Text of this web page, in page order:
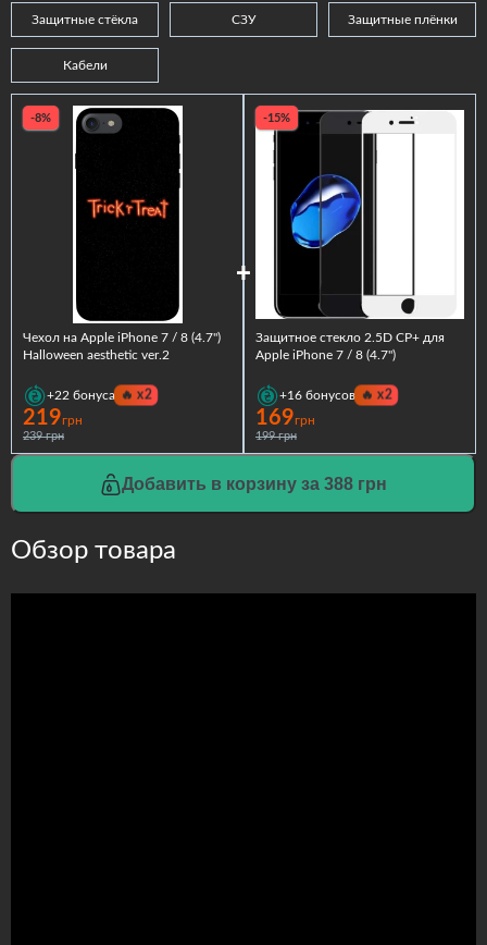
Защитные стёкла СЗУ Защитные плёнки
Кабели
-8%
Чехол на Apple iPhone 7 / 8 (4.7")
Halloween aesthetic ver.2
+22 бонуса 🔥x2
219грн
239 грн
-15%
Защитное стекло 2.5D CP+ для
Apple iPhone 7 / 8 (4.7")
+16 бонусов 🔥x2
169грн
199 грн
Добавить в корзину за 388 грн
Обзор товара